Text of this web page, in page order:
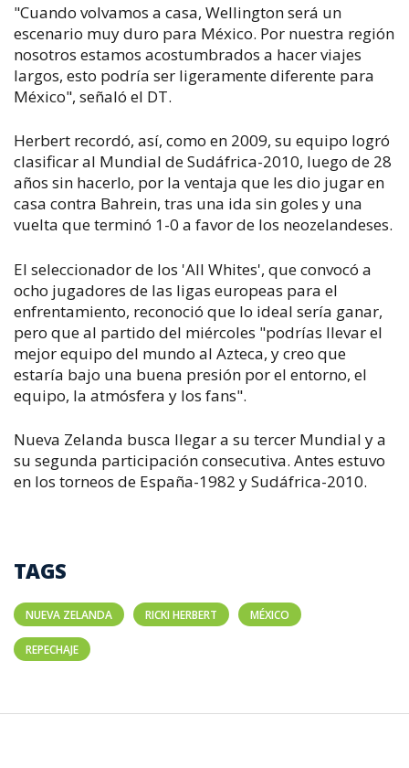
"Cuando volvamos a casa, Wellington será un
escenario muy duro para México. Por nuestra región
nosotros estamos acostumbrados a hacer viajes
largos, esto podría ser ligeramente diferente para
México", señaló el DT.
Herbert recordó, así, como en 2009, su equipo logró
clasificar al Mundial de Sudáfrica-2010, luego de 28
años sin hacerlo, por la ventaja que les dio jugar en
casa contra Bahrein, tras una ida sin goles y una
vuelta que terminó 1-0 a favor de los neozelandeses.
El seleccionador de los 'All Whites', que convocó a
ocho jugadores de las ligas europeas para el
enfrentamiento, reconoció que lo ideal sería ganar,
pero que al partido del miércoles "podrías llevar el
mejor equipo del mundo al Azteca, y creo que
estaría bajo una buena presión por el entorno, el
equipo, la atmósfera y los fans".
Nueva Zelanda busca llegar a su tercer Mundial y a
su segunda participación consecutiva. Antes estuvo
en los torneos de España-1982 y Sudáfrica-2010.
TAGS
NUEVA ZELANDA RICKI HERBERT MÉXICO
REPECHAJE